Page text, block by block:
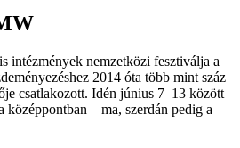
intézmények nemzetközi fesztiválja a
2014 óta több mint száz
csatlakozott. Idén június 7–13 között
középpontban – ma, szerdán pedig a